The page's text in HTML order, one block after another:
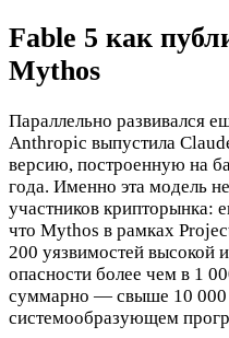
Fable 5 как
Mythos
Параллельно развивался
Anthropic выпустила
версию, построенную на
года. Именно эта модель
участников крипторынка:
что Mythos в рамках
200 уязвимостей высокой
опасности более чем в 1
суммарно — свыше 10 000
системообразующем